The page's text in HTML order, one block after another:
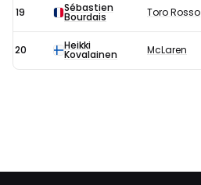
19 Sébastien
Bourdais Toro Rosso
20 Heikki
Kovalainen McLaren